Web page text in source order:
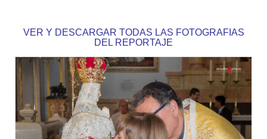
VER Y DESCARGAR TODAS LAS FOTOGRAFIAS
DEL REPORTAJE